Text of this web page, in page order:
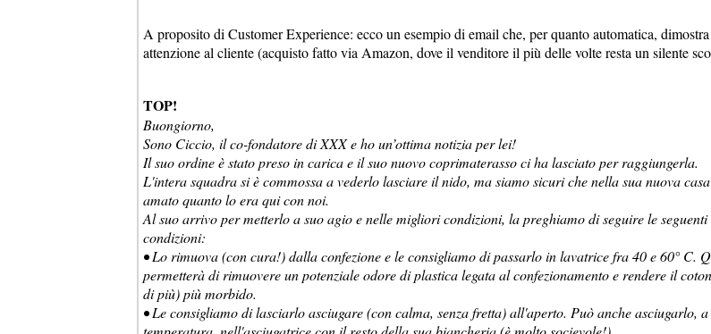
A proposito di Customer Experience: ecco un esempio di email che, per quanto automatica,
attenzione al cliente (acquisto fatto via Amazon, dove il venditore il più delle volte resta un silente
TOP!
Buongiorno,
Sono Ciccio, il co-fondatore di XXX e ho un’ottima notizia per lei!
Il suo ordine è stato preso in carica e il suo nuovo coprimaterasso ci ha lasciato per raggiungerla.
L'intera squadra si è commossa a vederlo lasciare il nido, ma siamo sicuri che nella sua nuova
amato quanto lo era qui con noi.
Al suo arrivo per metterlo a suo agio e nelle migliori condizioni, la preghiamo di seguire le seguenti
condizioni:
• Lo rimuova (con cura!) dalla confezione e le consigliamo di passarlo in lavatrice fra 40 e 60° C.
permetterà di rimuovere un potenziale odore di plastica legata al confezionamento e rendere il
di più) più morbido.
• Le consigliamo di lasciarlo asciugare (con calma, senza fretta) all'aperto. Può anche asciugarlo, a